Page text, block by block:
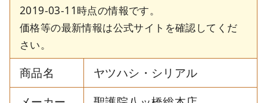
2019-03-11時点の情報です。
価格等の最新情報は公式サイトを確認してくだ
さい。
商品名
ヤツハシ・シリアル